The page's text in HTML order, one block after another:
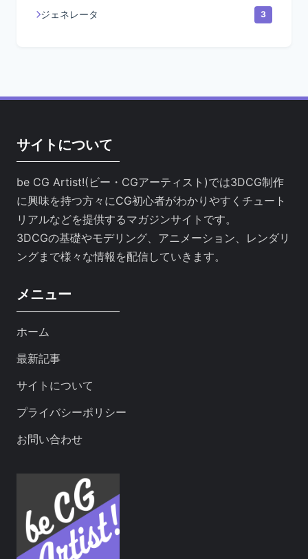
ジェネレータ 3
サイトについて
be CG Artist!(ビー・CGアーティスト)では3DCG制作
に興味を持つ方々にCG初心者がわかりやすくチュート
リアルなどを提供するマガジンサイトです。
3DCGの基礎やモデリング、アニメーション、レンダリ
ングまで様々な情報を配信していきます。
メニュー
ホーム
最新記事
サイトについて
プライバシーポリシー
お問い合わせ